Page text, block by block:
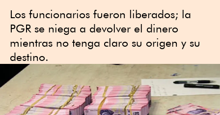
Los funcionarios fueron liberados; la
PGR se niega a devolver el dinero
mientras no tenga claro su origen y su
destino.